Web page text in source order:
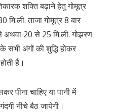
शक्ति बढ़ाने हेतु गोमूत्र
मि.ली. ताजा गोमूत्र 8 बार
अथवा 20 से 25 मि.ली. गोझरण
सभी अंगों की शुद्धि होकर
है।
पीना चाहिए या पानी में
नीचे बैठ जायेगी।